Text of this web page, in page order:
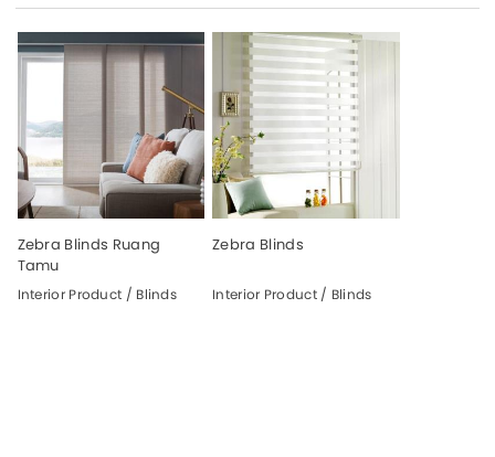
Zebra Blinds Ruang
Tamu
Interior Product / Blinds
Zebra Blinds
Interior Product / Blinds